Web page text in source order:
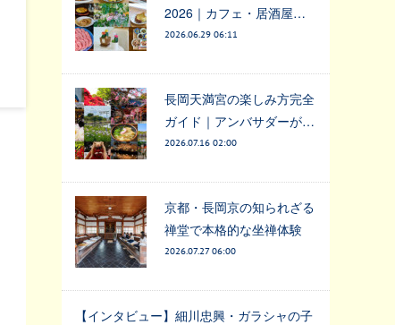
2026｜カフェ・居酒屋…
2026.06.29 06:11
長岡天満宮の楽しみ方完全
ガイド｜アンバサダーが…
2026.07.16 02:00
京都・長岡京の知られざる
禅堂で本格的な坐禅体験
2026.07.27 06:00
【インタビュー】細川忠興・ガラシャの子